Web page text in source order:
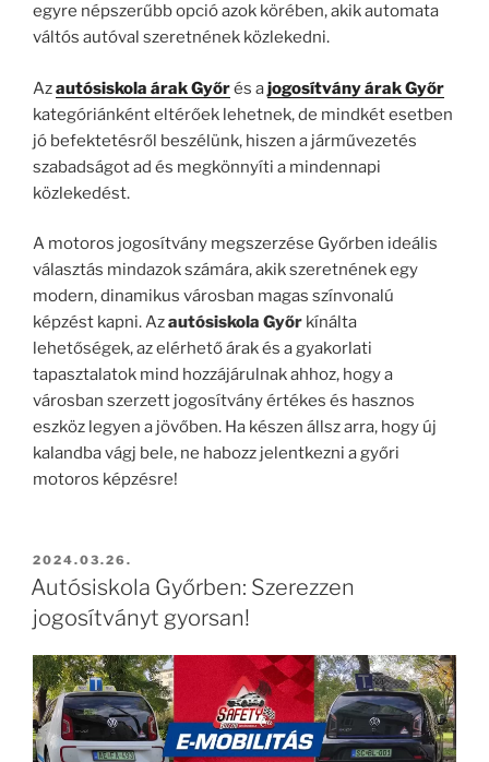
egyre népszerűbb opció azok körében, akik automata
váltós autóval szeretnének közlekedni.
Azautósiskola árak Győrés ajogosítvány árak Győr
kategóriánként eltérőek lehetnek, de mindkét esetben
jó befektetésről beszélünk, hiszen a járművezetés
szabadságot ad és megkönnyíti a mindennapi
közlekedést.
A motoros jogosítvány megszerzése Győrben ideális
választás mindazok számára, akik szeretnének egy
modern, dinamikus városban magas színvonalú
képzést kapni. Azautósiskola Győr kínálta
lehetőségek, az elérhető árak és a gyakorlati
tapasztalatok mind hozzájárulnak ahhoz, hogy a
városban szerzett jogosítvány értékes és hasznos
eszköz legyen a jövőben. Ha készen állsz arra, hogy új
kalandba vágj bele, ne habozz jelentkezni a győri
motoros képzésre!
BEKÜLDVE:
2024.03.26.
Autósiskola Győrben: Szerezzen
jogosítványt gyorsan!